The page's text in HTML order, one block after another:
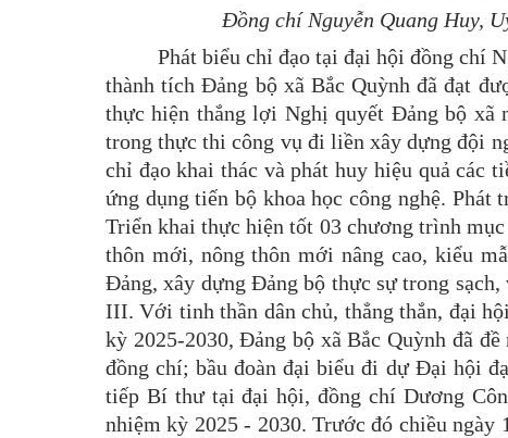
Đồng chí Nguyễn Quang Huy,
Phát biểu chỉ đạo tại đại hội đồng chí
thành tích Đảng bộ xã Bắc Quỳnh đã đạt
thực hiện thắng lợi Nghị quyết Đảng bộ xã
trong thực thi công vụ đi liền xây dựng đội
chỉ đạo khai thác và phát huy hiệu quả các
ứng dụng tiến bộ khoa học công nghệ.
Triển khai thực hiện tốt 03 chương trình
thôn mới, nông thôn mới nâng cao, kiểu
Đảng, xây dựng Đảng bộ thực sự trong
III. Với tinh thần dân chủ, thẳng thắn, đại
kỳ 2025-2030, Đảng bộ xã Bắc Quỳnh đã
đồng chí; bầu đoàn đại biểu đi dự Đại hội
tiếp Bí thư tại đại hội, đồng chí Dương
nhiệm kỳ 2025 - 2030. Trước đó chiều